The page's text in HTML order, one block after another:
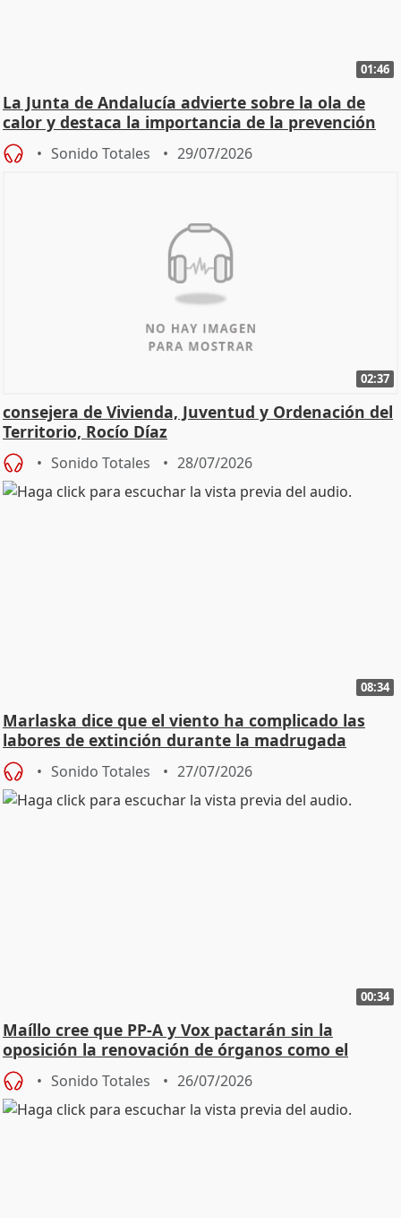
01:46
La Junta de Andalucía advierte sobre la ola de
calor y destaca la importancia de la prevención
Sonido Totales 29/07/2026
02:37
consejera de Vivienda, Juventud y Ordenación del
Territorio, Rocío Díaz
Sonido Totales 28/07/2026
08:34
Marlaska dice que el viento ha complicado las
labores de extinción durante la madrugada
Sonido Totales 27/07/2026
00:34
Maíllo cree que PP-A y Vox pactarán sin la
oposición la renovación de órganos como el
Defensor
Sonido Totales 26/07/2026